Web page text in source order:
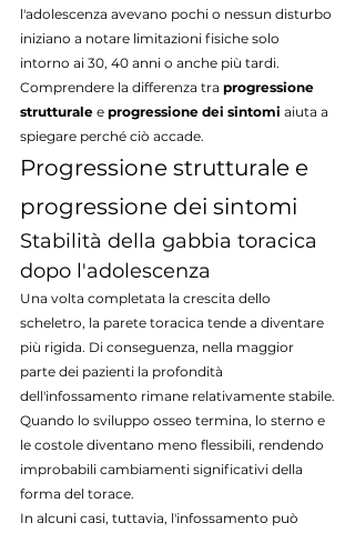
l'adolescenza avevano pochi o nessun disturbo
iniziano a notare limitazioni fisiche solo
intorno ai 30, 40 anni o anche più tardi.
Comprendere la differenza tra progressione
strutturale e progressione dei sintomi aiuta a
spiegare perché ciò accade.
Progressione strutturale e
progressione dei sintomi
Stabilità della gabbia toracica
dopo l'adolescenza
Una volta completata la crescita dello
scheletro, la parete toracica tende a diventare
più rigida. Di conseguenza, nella maggior
parte dei pazienti la profondità
dell'infossamento rimane relativamente stabile.
Quando lo sviluppo osseo termina, lo sterno e
le costole diventano meno flessibili, rendendo
improbabili cambiamenti significativi della
forma del torace.
In alcuni casi, tuttavia, l'infossamento può